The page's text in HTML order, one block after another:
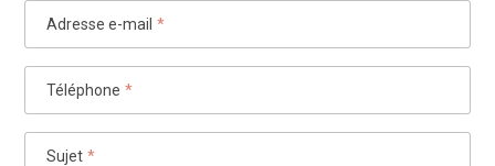
Adresse e-mail *
Téléphone *
Sujet *